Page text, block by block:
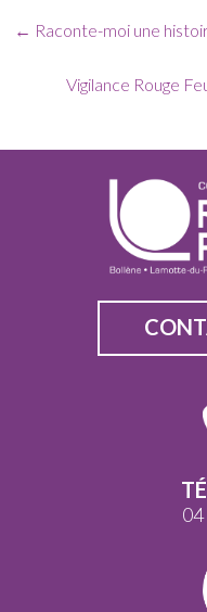
← Raconte-moi une
Vigilance Rouge